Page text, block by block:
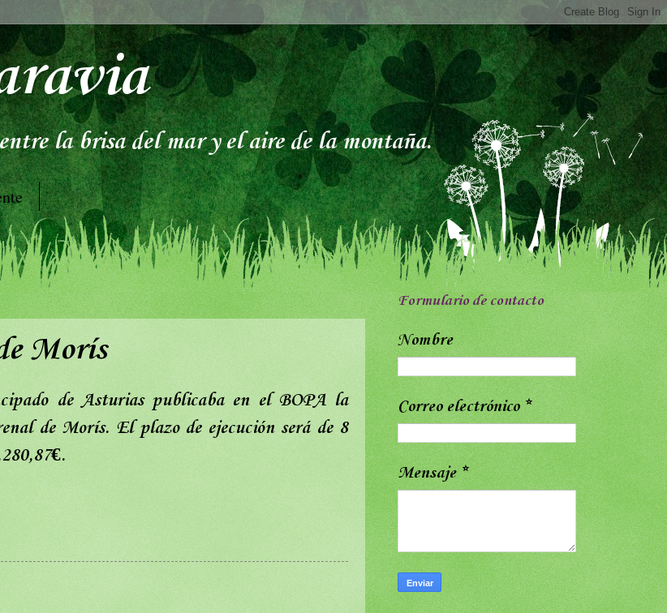
la brisa del mar y el aire de la montaña.
Morís
de Asturias publicaba en el BOPA la
de Morís. El plazo de ejecución será de 8
Formulario de contacto
Nombre
Correo electrónico*
Mensaje*